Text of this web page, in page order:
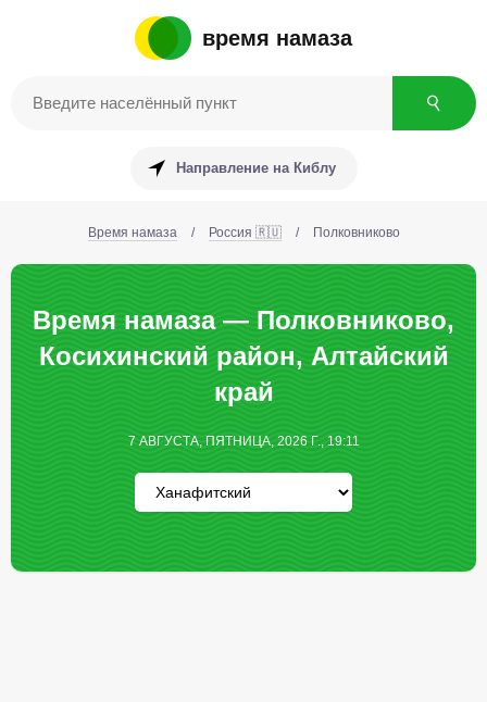
время намаза
Направление на Киблу
Время намаза / Россия 🇷🇺 / Полковниково
Время намаза — Полковниково,
Косихинский район, Алтайский
край
7 АВГУСТА, ПЯТНИЦА, 2026 Г., 19:11